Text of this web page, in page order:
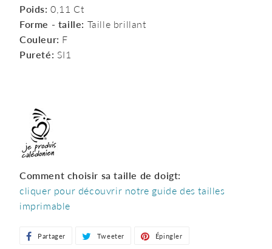
Poids: 0,11 Ct
Forme - taille: Taille brillant
Couleur: F
Pureté: SI1
Comment choisir sa taille de doigt:
cliquer pour découvrir notre guide des tailles
imprimable
Partager PartagerTweeter TweeterÉpingler